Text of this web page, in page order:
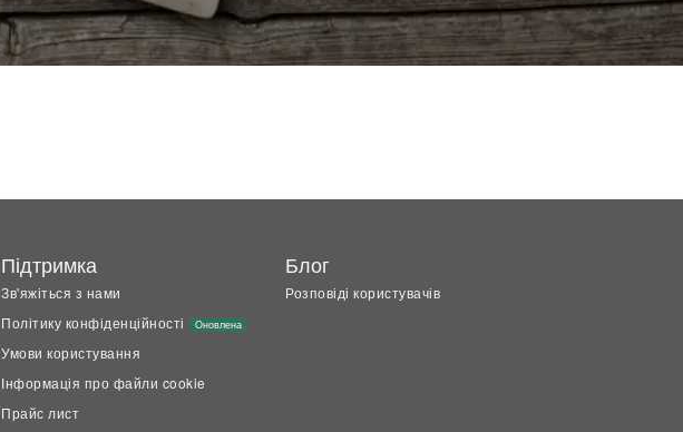
Підтримка
Зв'яжіться з нами
Політику конфіденційності
Оновлена
Умови користування
Інформація про файли cookie
Прайс лист
Блог
Розповіді користувачів